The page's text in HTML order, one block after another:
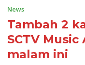
News
Tambah 2
SCTV
malam ini